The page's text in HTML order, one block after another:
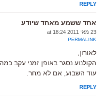
REPLY
אחד ששמע מאחד שיודע
23 מאי 2011 at 18:24
PERMALINK
לאורון,
הקולנוע נסגר באופן זמני עקב
עוד השבוע, אם לא מחר.
REPLY